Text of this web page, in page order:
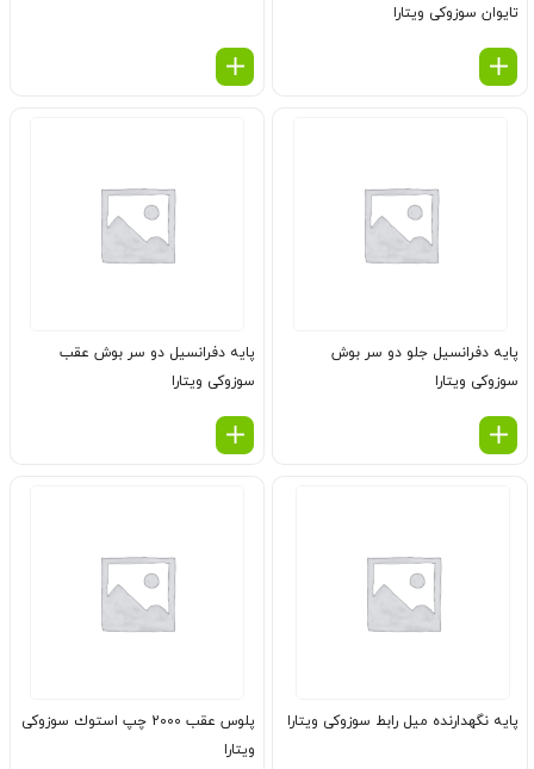
تایوان سوزوکی ویتارا
پایه دفرانسیل جلو دو سر بوش
سوزوکی ویتارا
پایه دفرانسیل دو سر بوش عقب
سوزوکی ویتارا
پایه نگهدارنده میل رابط سوزوکی ویتارا
پلوس عقب 2000 چپ استوك سوزوکی
ویتارا